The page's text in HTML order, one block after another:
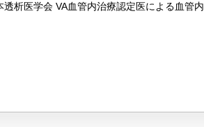
析医学会 VA血管内治療認定医による血管